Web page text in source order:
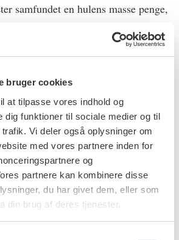
bruger cookies
at tilpasse vores indhold og
dig funktioner til sociale medier og til
Vi deler også oplysninger om
med vores partnere inden for
og
partnere kan kombinere disse
du har givet dem, eller som
din brug af deres tjenester.
samfundet en hulens masse penge,
kan betale sig, påpeger han.
selv.
at dette her er en meget speciel
i forhold til selvforsørgelse er
det at rykke dem en smule tættere
kan for nogle være en kæmpesucces,
Boeskov Øzhayat.
at en motiverende intervention